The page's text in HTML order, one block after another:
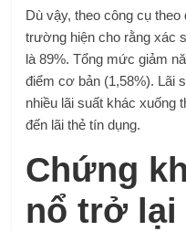
Dù vậy, theo công cụ
trường hiện cho rằng xác
là 89%. Tổng mức giảm
điểm cơ bản (1,58%). Lãi
nhiều lãi suất khác xuống
đến lãi thẻ tín dụng.
Chứng
nổ trở lại